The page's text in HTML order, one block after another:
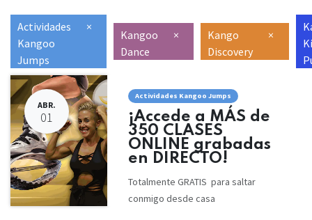
Actividades
Kangoo
Jumps
×
Kangoo
Dance
×
Kango
Discovery
×
ABR.
01
Actividades Kangoo Jumps
¡Accede a MÁS de
350 CLASES
ONLINE grabadas
en DIRECTO!
Totalmente GRATIS para saltar
conmigo desde casa